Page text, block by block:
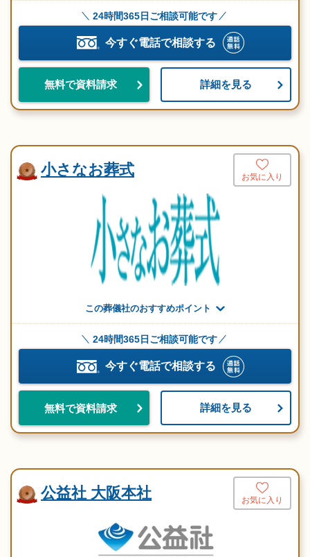
24時間365日ご相談可能です
今すぐ電話で相談する
無料で資料請求 詳細を見る
小さなお葬式 お気に入り
この葬儀社のおすすめポイント
24時間365日ご相談可能です
今すぐ電話で相談する
無料で資料請求 詳細を見る
公益社 大阪本社 お気に入り